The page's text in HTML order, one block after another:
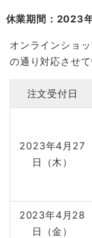
休業期間：2023
オンラインショ
の通り対応させて
注文受付日
2023年4月27
日（木）
2023年4月28
日（金）